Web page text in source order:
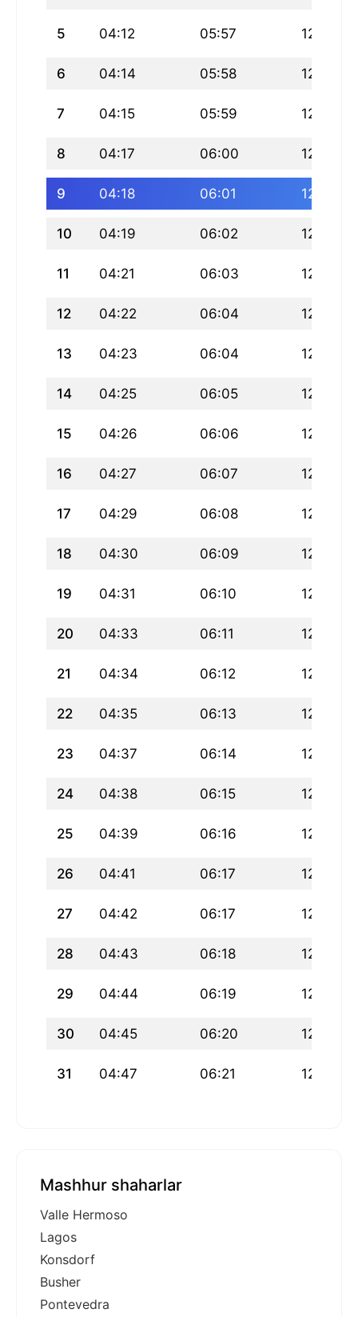
5 04:12 05:57 12:59
6 04:14 05:58 12:59
7 04:15 05:59 12:59
8 04:17 06:00 12:59
9 04:18 06:01 12:59
10 04:19 06:02 12:59
11 04:21 06:03 12:58
12 04:22 06:04 12:58
13 04:23 06:04 12:58
14 04:25 06:05 12:58
15 04:26 06:06 12:58
16 04:27 06:07 12:57
17 04:29 06:08 12:57
18 04:30 06:09 12:57
19 04:31 06:10 12:57
20 04:33 06:11 12:57
21 04:34 06:12 12:56
22 04:35 06:13 12:56
23 04:37 06:14 12:56
24 04:38 06:15 12:56
25 04:39 06:16 12:55
26 04:41 06:17 12:55
27 04:42 06:17 12:55
28 04:43 06:18 12:54
29 04:44 06:19 12:54
30 04:45 06:20 12:54
31 04:47 06:21 12:54
Mashhur shaharlar
Valle Hermoso
Lagos
Konsdorf
Busher
Pontevedra